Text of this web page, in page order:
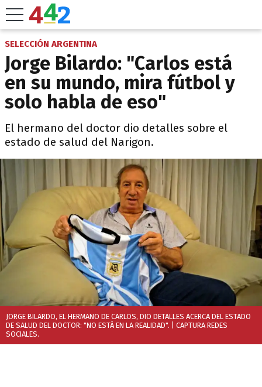
SELECCIÓN ARGENTINA
Jorge Bilardo: "Carlos está
en su mundo, mira fútbol y
solo habla de eso"
El hermano del doctor dio detalles sobre el
estado de salud del Narigon.
JORGE BILARDO, EL HERMANO DE CARLOS, DIO DETALLES ACERCA DEL ESTADO
DE SALUD DEL DOCTOR: "NO ESTÁ EN LA REALIDAD". | CAPTURA REDES
SOCIALES.